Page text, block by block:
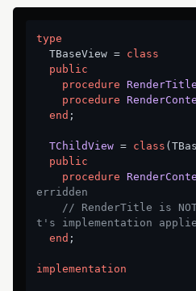
type
  TBaseView =
class
public
procedure
RenderTitle
procedure
end ;
TChildView = class
public
procedure
erridden
// RenderTitle is
t's implementation
end ;
implementation